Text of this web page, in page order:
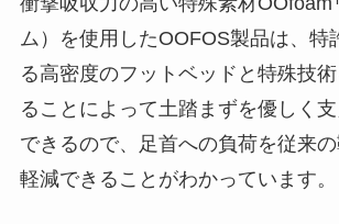
ム）を使用したOOFOS製品は、特
る高密度のフットベッドと特殊技
ることによって土踏まずを優しく
できるので、足首への負荷を従来
軽減できることがわかっています。